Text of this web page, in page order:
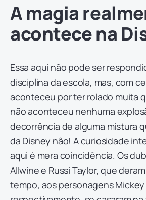
A magia
acontece na
Essa aqui não pode ser
disciplina da escola, mas, com
aconteceu por ter rolado muita
não aconteceu nenhuma
decorrência de alguma mistura
da Disney não! A curiosidade
aqui é mera coincidência. Os
Allwine e Russi Taylor, que
tempo, aos personagens